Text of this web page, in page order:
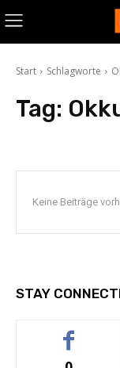
Start Schlagworte
Tag:
Keine Beiträge
STAY